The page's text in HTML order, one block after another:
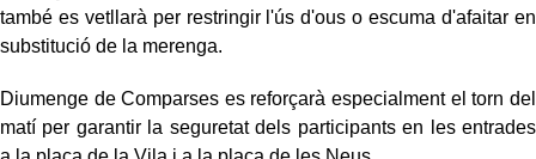
també es vetllarà per restringir l'ús d'ous o escuma d'afaitar en
substitució de la merenga.
Diumenge de Comparses es reforçarà especialment el torn del
matí per garantir la seguretat dels participants en les entrades